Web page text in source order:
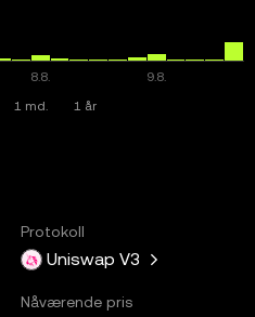
1 md. 1 år
Protokoll
Uniswap V3
Nåværende pris